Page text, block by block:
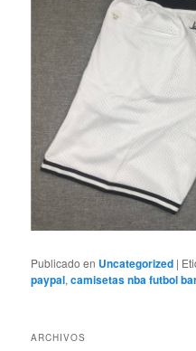
Publicado en Uncategorized |
paypal,camisetas nba futbol
ARCHIVOS